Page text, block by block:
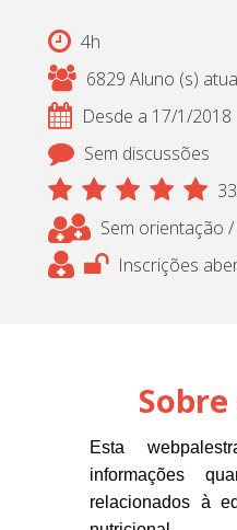
4h
6829 Aluno (s)
Desde a 17/1/2018
Sem discussões
Sem orientação
Inscrições
Esta
informações
relacionados à